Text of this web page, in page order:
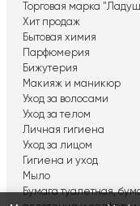
Торговая марка
Хит продаж
Бытовая химия
Парфюмерия
Бижутерия
Макияж и маникюр
Уход за волосами
Уход за телом
Личная гигиена
Уход за лицом
Гигиена и уход
Мыло
Бумага туалетная,